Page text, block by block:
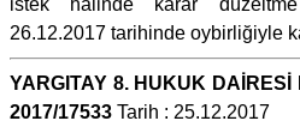
istek halinde karar
26.12.2017 tarihinde oybirliğiyle
YARGITAY 8. HUKUK
2017/17533 Tarih : 25.12.2017